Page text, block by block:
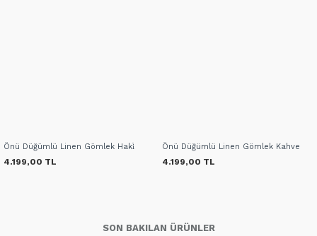
Önü Düğümlü Linen Gömlek Haki̇
4.199,00 TL
Önü Düğümlü Linen Gömlek Kahve
4.199,00 TL
SON BAKILAN ÜRÜNLER